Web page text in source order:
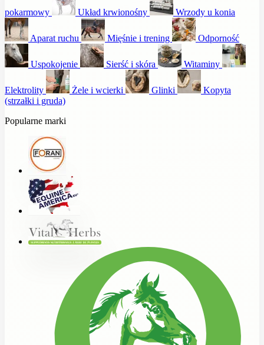
pokarmowy Układ krwionośny Wrzody u konia
Aparat ruchu Mięśnie i trening Odporność
Uspokojenie Sierść i skóra Witaminy
Elektrolity Żele i wcierki Glinki
Kopyta
(strzałki i gruda)
Popularne marki